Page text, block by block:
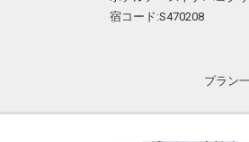
宿コード:S470208
プラン